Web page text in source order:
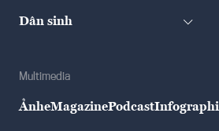
Dân sinh
Multimedia
ẢnheMagazinePodcast